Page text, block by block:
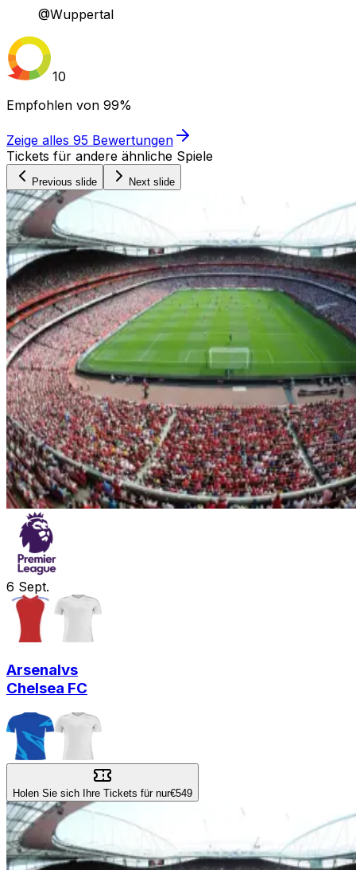
@Wuppertal
10
Empfohlen von 99%
Zeige alles 95 Bewertungen
Tickets für andere ähnliche Spiele
Previous slide Next slide
6 Sept.
Arsenalvs
Chelsea FC
Holen Sie sich Ihre Tickets für nur€549